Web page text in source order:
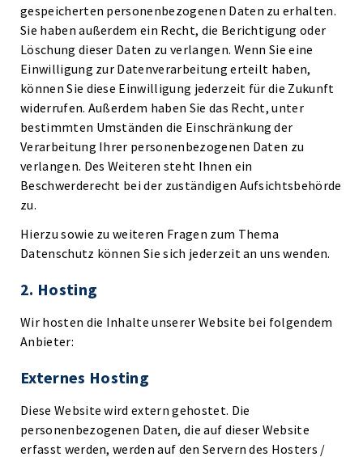
gespeicherten personenbezogenen Daten zu erhalten.
Sie haben außerdem ein Recht, die Berichtigung oder
Löschung dieser Daten zu verlangen. Wenn Sie eine
Einwilligung zur Datenverarbeitung erteilt haben,
können Sie diese Einwilligung jederzeit für die Zukunft
widerrufen. Außerdem haben Sie das Recht, unter
bestimmten Umständen die Einschränkung der
Verarbeitung Ihrer personenbezogenen Daten zu
verlangen. Des Weiteren steht Ihnen ein
Beschwerderecht bei der zuständigen Aufsichtsbehörde
zu.
Hierzu sowie zu weiteren Fragen zum Thema
Datenschutz können Sie sich jederzeit an uns wenden.
2. Hosting
Wir hosten die Inhalte unserer Website bei folgendem
Anbieter:
Externes Hosting
Diese Website wird extern gehostet. Die
personenbezogenen Daten, die auf dieser Website
erfasst werden, werden auf den Servern des Hosters /